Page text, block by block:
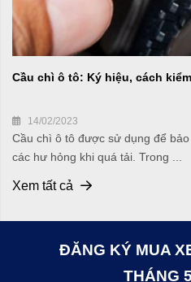
Cầu chì ô tô: Ký hiệu, cách
14/02/2023
Cầu chì ô tô được sử dụng để
các hư hỏng khi quá tải. Trong ...
Xem tất cả
ĐĂNG KÝ MUA
THÁNG